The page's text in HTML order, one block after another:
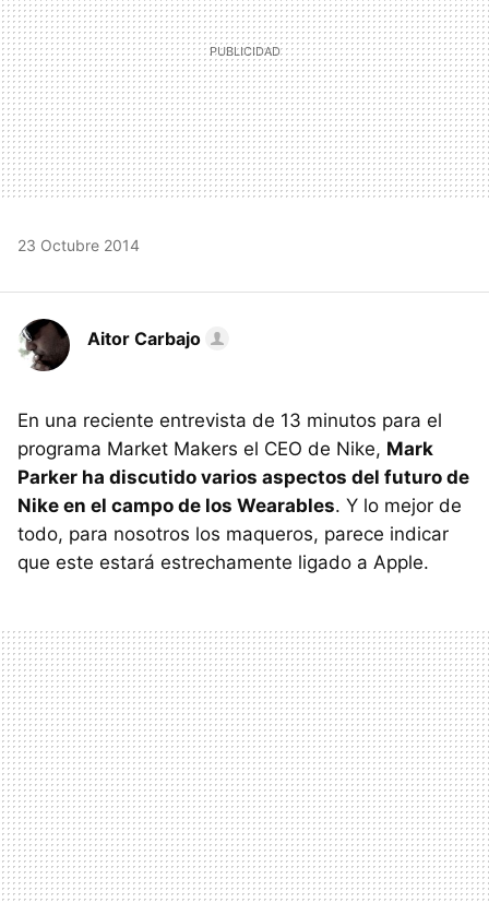
23 Octubre 2014
Aitor Carbajo
En una reciente entrevista de 13 minutos para el
programa Market Makers el CEO de Nike, Mark
Parker ha discutido varios aspectos del futuro de
Nike en el campo de los Wearables. Y lo mejor de
todo, para nosotros los maqueros, parece indicar
que este estará estrechamente ligado a Apple.